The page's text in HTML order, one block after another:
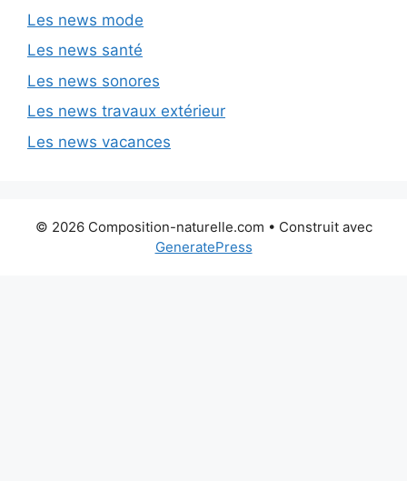
Les news mode
Les news santé
Les news sonores
Les news travaux extérieur
Les news vacances
© 2026 Composition-naturelle.com • Construit avec
GeneratePress